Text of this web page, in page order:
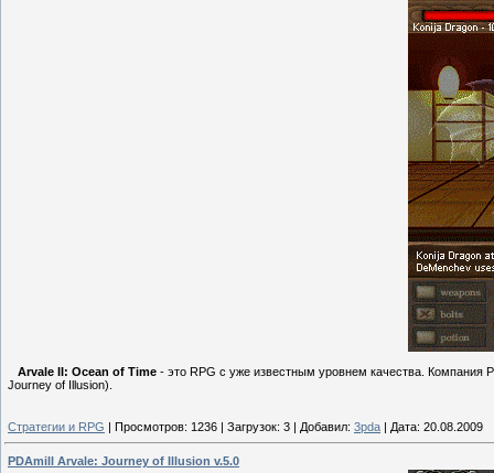
Arvale II: Ocean of Time - это RPG с уже известным уровнем качества. Компания
Journey of Illusion).
Стратегии и RPG | Просмотров: 1236 | Загрузок: 3 | Добавил: 3pda | Дата: 20.08.2009
PDAmill Arvale: Journey of Illusion v.5.0